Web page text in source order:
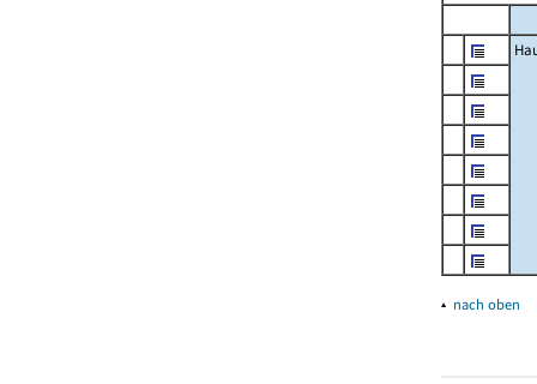
▴ nach oben